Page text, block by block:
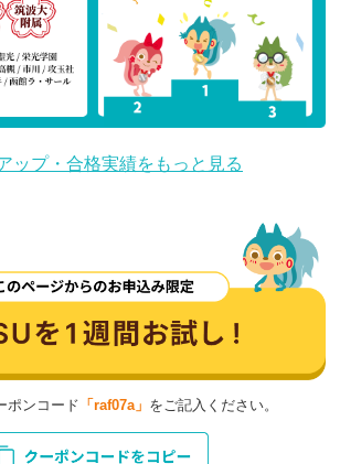
ップ・合格実績をもっと見る
ポンコード 「raf07a」 をご記入ください。